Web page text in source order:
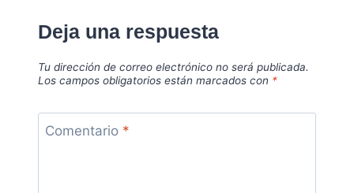
Deja una respuesta
Tu dirección de correo electrónico no será publicada.
Los campos obligatorios están marcados con *
Comentario *